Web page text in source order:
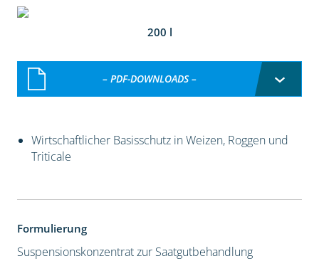
200 l
– PDF-DOWNLOADS –
Wirtschaftlicher Basisschutz in Weizen, Roggen und
Triticale
Formulierung
Suspensionskonzentrat zur Saatgutbehandlung